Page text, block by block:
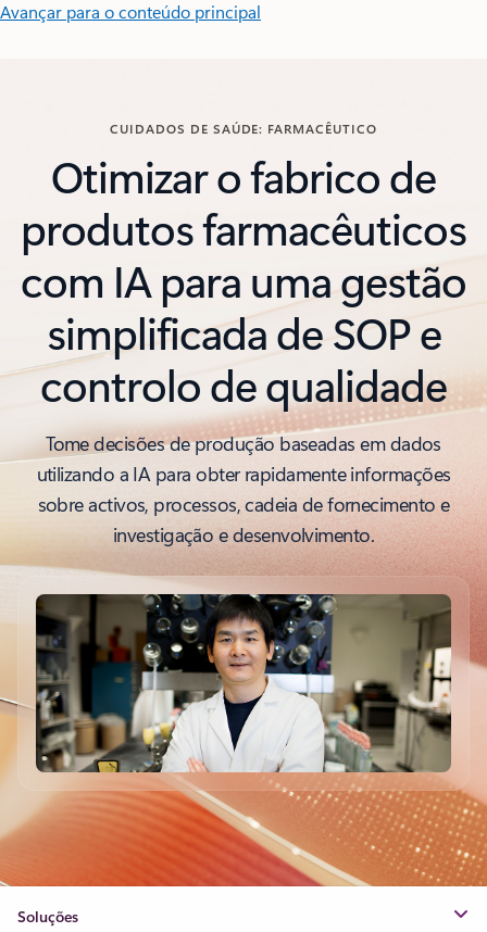
Avançar para o conteúdo principal
CUIDADOS DE SAÚDE: FARMACÊUTICO
Otimizar o fabrico de
produtos farmacêuticos
com IA para uma gestão
simplificada de SOP e
controlo de qualidade
Tome decisões de produção baseadas em dados
utilizando a IA para obter rapidamente informações
sobre activos, processos, cadeia de fornecimento e
investigação e desenvolvimento.
Soluções